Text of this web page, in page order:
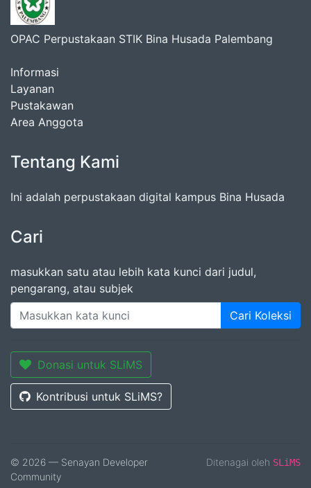
OPAC Perpustakaan STIK Bina Husada Palembang
Informasi
Layanan
Pustakawan
Area Anggota
Tentang Kami
Ini adalah perpustakaan digital kampus Bina Husada
Cari
masukkan satu atau lebih kata kunci dari judul,
pengarang, atau subjek
Cari Koleksi
Donasi untuk SLiMS
Kontribusi untuk SLiMS?
© 2026 — Senayan Developer
Community
Ditenagai oleh SLiMS